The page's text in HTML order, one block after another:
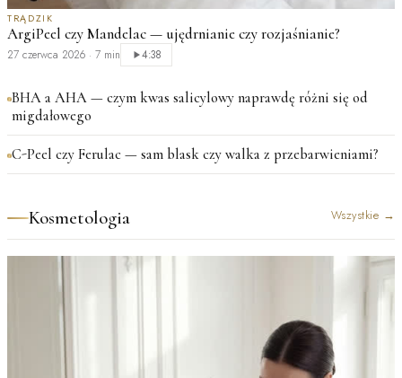
TRĄDZIK
ArgiPeel czy Mandelac — ujędrnianie czy rozjaśnianie?
27 czerwca 2026 · 7 min 4:38
BHA a AHA — czym kwas salicylowy naprawdę różni się od
migdałowego
C-Peel czy Ferulac — sam blask czy walka z przebarwieniami?
Kosmetologia Wszystkie →